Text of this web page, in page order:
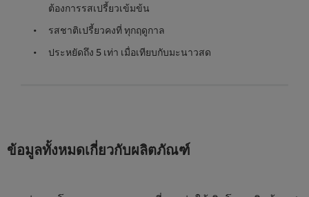
ต้องการรสเปรี้ยวเข้มข้น
รสชาติเปรี้ยวคงที่ ทุกฤดูกาล
ประหยัดถึง 5 เท่า เมื่อเทียบกับมะนาวสด
ข้อมูลทั้งหมดเกี่ยวกับผลิตภัณฑ์